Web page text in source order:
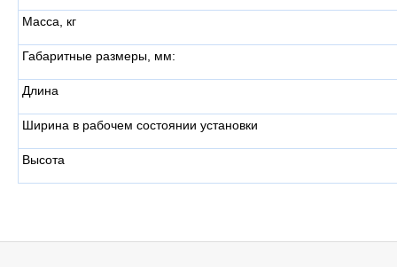
Масса, кг
Габаритные размеры, мм:
Длина
Ширина в рабочем состоянии установки
Высота